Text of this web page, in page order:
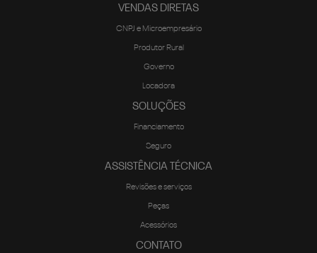
VENDAS DIRETAS
CNPJ e Microempresário
Produtor Rural
Governo
Locadora
SOLUÇÕES
Financiamento
Seguro
ASSISTÊNCIA TÉCNICA
Revisões e serviços
Peças
Acessórios
CONTATO